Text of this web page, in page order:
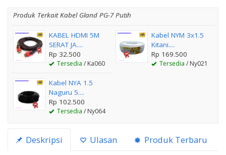
Produk Terkait Kabel Gland PG-7 Putih
KABEL HDMI 5M
SERAT JA....
Rp 32.500
Tersedia / Ka060
Kabel NYM 3x1.5
Kitani....
Rp 169.500
Tersedia / Ny021
Kabel NYA 1.5
Naguru 5....
Rp 102.500
Tersedia / Ny064
Deskripsi Ulasan Produk Terbaru